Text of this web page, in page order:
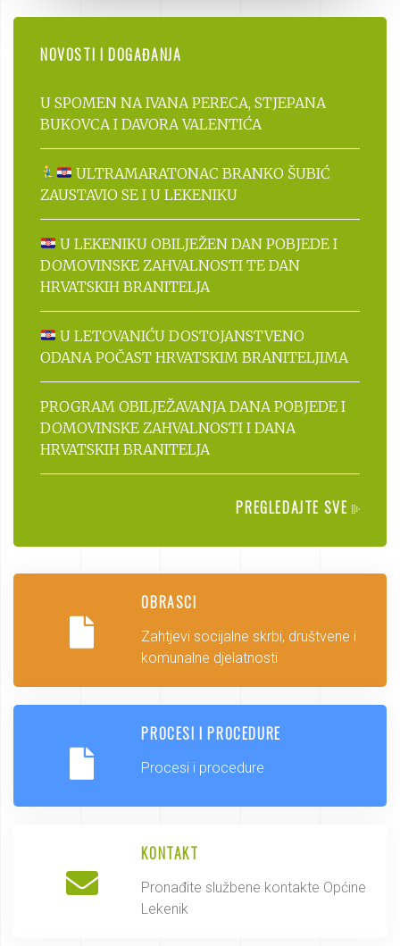
NOVOSTI I DOGAĐANJA
U SPOMEN NA IVANA PERECA, STJEPANA
BUKOVCA I DAVORA VALENTIĆA
ULTRAMARATONAC BRANKO ŠUBIĆ
ZAUSTAVIO SE I U LEKENIKU
U LEKENIKU OBILJEŽEN DAN POBJEDE I
DOMOVINSKE ZAHVALNOSTI TE DAN
HRVATSKIH BRANITELJA
U LETOVANIĆU DOSTOJANSTVENO
ODANA POČAST HRVATSKIM BRANITELJIMA
PROGRAM OBILJEŽAVANJA DANA POBJEDE I
DOMOVINSKE ZAHVALNOSTI I DANA
HRVATSKIH BRANITELJA
PREGLEDAJTE SVE
OBRASCI
Zahtjevi socijalne skrbi, društvene i
komunalne djelatnosti
PROCESI I PROCEDURE
Procesi i procedure
KONTAKT
Pronađite službene kontakte Općine
Lekenik